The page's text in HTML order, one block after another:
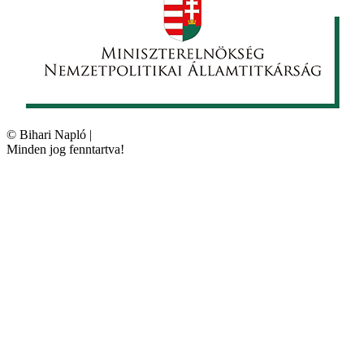
© Bihari Napló |
Minden jog fenntartva!